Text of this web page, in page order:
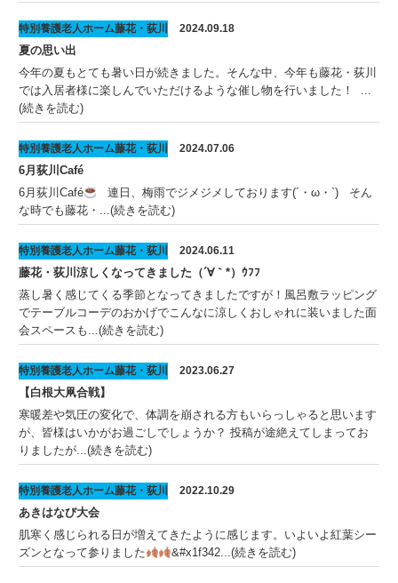
特別養護老人ホーム藤花・荻川 2024.09.18
夏の思い出
今年の夏もとても暑い日が続きました。そんな中、今年も藤花・荻川
では入居者様に楽しんでいただけるような催し物を行いました！ ...
(続きを読む)
特別養護老人ホーム藤花・荻川 2024.07.06
6月荻川Café
6月荻川Café
連日、梅雨でジメジメしております(´・ω・`) そん
な時でも藤花・...(続きを読む)
特別養護老人ホーム藤花・荻川 2024.06.11
藤花・荻川涼しくなってきました（´∀｀*）ｳﾌﾌ
蒸し暑く感じてくる季節となってきましたですが！風呂敷ラッピング
でテーブルコーデのおかげでこんなに涼しくおしゃれに装いました面
会スペースも...(続きを読む)
特別養護老人ホーム藤花・荻川 2023.06.27
【白根大凧合戦】
寒暖差や気圧の変化で、体調を崩される方もいらっしゃると思います
が、皆様はいかがお過ごしでしょうか？ 投稿が途絶えてしまってお
りましたが...(続きを読む)
特別養護老人ホーム藤花・荻川 2022.10.29
あきはなび大会
肌寒く感じられる日が増えてきたように感じます。いよいよ紅葉シー
ズンとなって参りました
&#x1f342...(続きを読む)